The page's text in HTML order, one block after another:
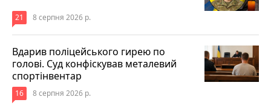
21 8 серпня 2026 р.
Вдарив поліцейського гирею по
голові. Суд конфіскував металевий
спортінвентар
16 8 серпня 2026 р.